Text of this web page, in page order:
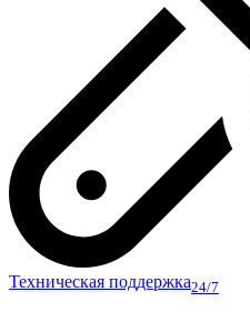
Техническая поддержка24/7